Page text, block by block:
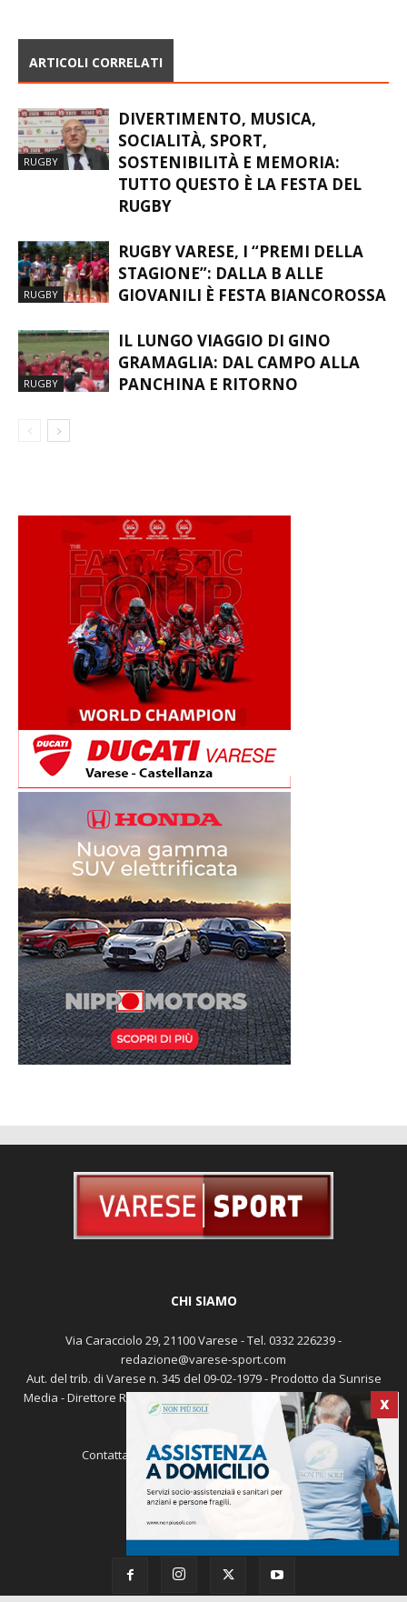
ARTICOLI CORRELATI
RUGBY
DIVERTIMENTO, MUSICA,
SOCIALITÀ, SPORT,
SOSTENIBILITÀ E MEMORIA:
TUTTO QUESTO È LA FESTA DEL
RUGBY
RUGBY
RUGBY VARESE, I “PREMI DELLA
STAGIONE”: DALLA B ALLE
GIOVANILI È FESTA BIANCOROSSA
RUGBY
IL LUNGO VIAGGIO DI GINO
GRAMAGLIA: DAL CAMPO ALLA
PANCHINA E RITORNO
X
CHI SIAMO
Via Caracciolo 29, 21100 Varese - Tel. 0332 226239 -
redazione@varese-sport.com
Aut. del trib. di Varese n. 345 del 09-02-1979 - Prodotto da Sunrise
Media - Direttore Responsabile: Michele Marocco -Cookie policy
Pubblicità
Contattaci: redazione@varese-sport.com
SEGUICI